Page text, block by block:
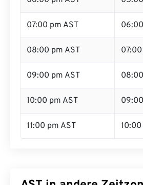
07:00 pm AST
08:00 pm AST
09:00 pm AST
10:00 pm AST
11:00 pm AST 10:00